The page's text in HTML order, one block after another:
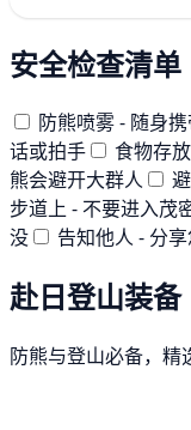
安全检查清单
防熊喷雾 - 随身
话或拍手
食物存
熊会避开大群人
步道上 - 不要进入茂
没
告知他人 - 分
赴日登山装备
防熊与登山必备，精